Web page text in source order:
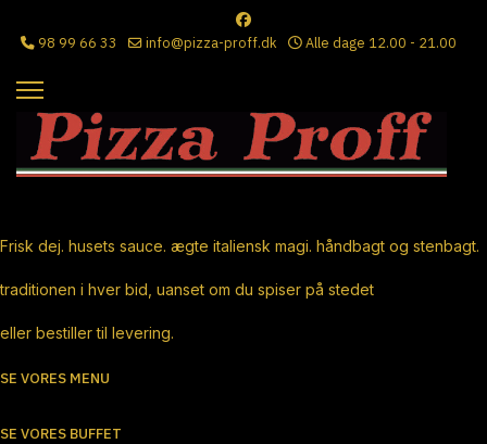
98 99 66 33 info@pizza-proff.dk Alle dage 12.00 - 21.00
Frisk dej. husets sauce. ægte italiensk magi. håndbagt og stenbagt.
traditionen i hver bid, uanset om du spiser på stedet
eller bestiller til levering.
SE VORES MENU
SE VORES BUFFET